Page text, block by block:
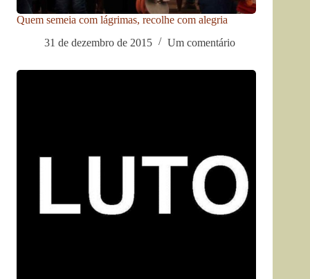
Quem semeia com lágrimas, recolhe com alegria
31 de dezembro de 2015
Um comentário